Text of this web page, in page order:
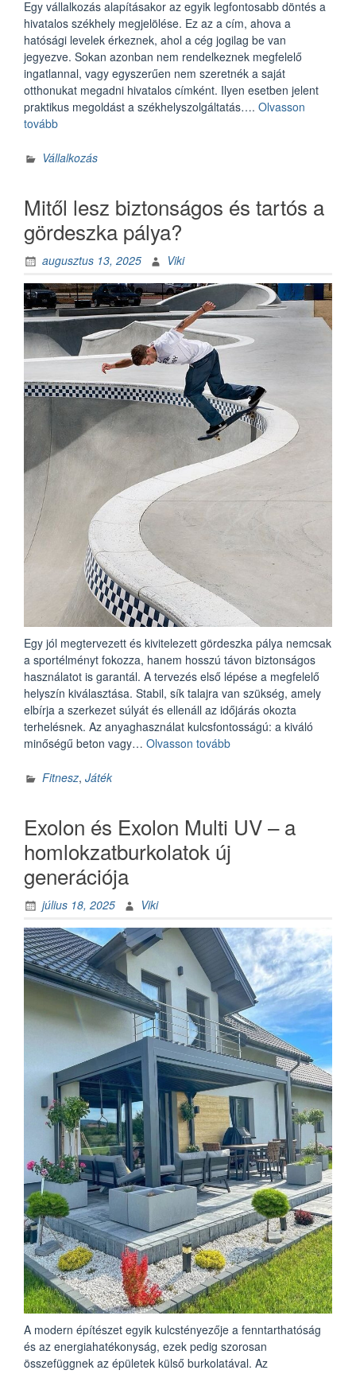
Egy vállalkozás alapításakor az egyik legfontosabb döntés a
hivatalos székhely megjelölése. Ez az a cím, ahova a
hatósági levelek érkeznek, ahol a cég jogilag be van
jegyezve. Sokan azonban nem rendelkeznek megfelelő
ingatlannal, vagy egyszerűen nem szeretnék a saját
otthonukat megadni hivatalos címként. Ilyen esetben jelent
praktikus megoldást a székhelyszolgáltatás…. Olvasson
tovább„Mi
a
kinek
éri
meg
igénybe
Vállalkozás
Mitől lesz biztonságos és tartós a
gördeszka pálya?
augusztus 13, 2025 Viki
Egy jól megtervezett és kivitelezett gördeszka pálya nemcsak
a sportélményt fokozza, hanem hosszú távon biztonságos
használatot is garantál. A tervezés első lépése a megfelelő
helyszín kiválasztása. Stabil, sík talajra van szükség, amely
elbírja a szerkezet súlyát és ellenáll az időjárás okozta
terhelésnek. Az anyaghasználat kulcsfontosságú: a kiváló
minőségű beton vagy… Olvasson tovább„Mitől
a
gördeszka
Fitnesz, Játék
Exolon és Exolon Multi UV – a
homlokzatburkolatok új
generációja
július 18, 2025 Viki
A modern építészet egyik kulcstényezője a fenntarthatóság
és az energiahatékonyság, ezek pedig szorosan
összefüggnek az épületek külső burkolatával. Az